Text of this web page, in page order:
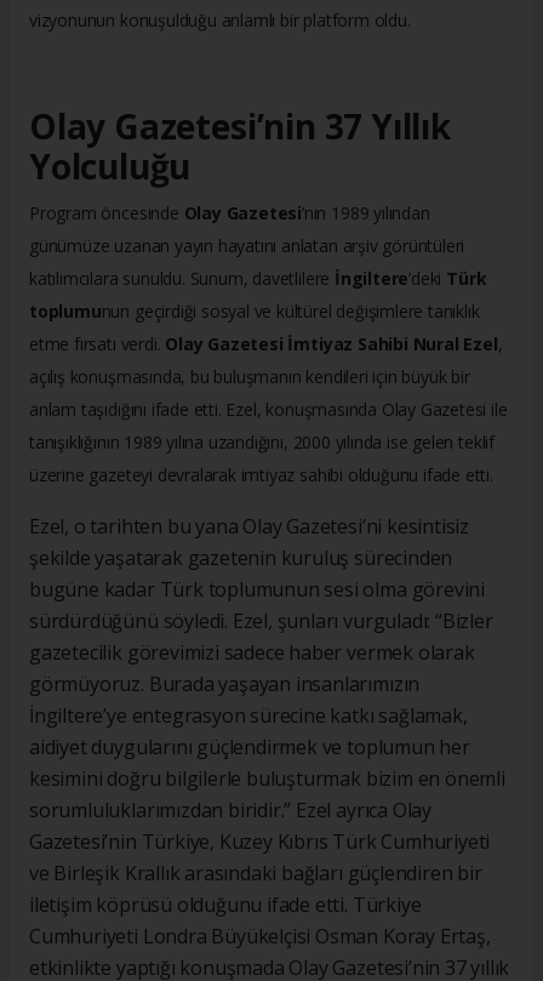
vizyonunun konuşulduğu anlamlı bir platform oldu.
Olay Gazetesi’nin 37 Yıllık
Yolculuğu
Program öncesinde Olay Gazetesi’nin 1989 yılından
günümüze uzanan yayın hayatını anlatan arşiv görüntüleri
katılımcılara sunuldu. Sunum, davetlilere İngiltere’deki Türk
toplumunun geçirdiği sosyal ve kültürel değişimlere tanıklık
etme fırsatı verdi. Olay Gazetesi İmtiyaz Sahibi Nural Ezel,
açılış konuşmasında, bu buluşmanın kendileri için büyük bir
anlam taşıdığını ifade etti. Ezel, konuşmasında Olay Gazetesi ile
tanışıklığının 1989 yılına uzandığını, 2000 yılında ise gelen teklif
üzerine gazeteyi devralarak imtiyaz sahibi olduğunu ifade etti.
Ezel, o tarihten bu yana Olay Gazetesi’ni kesintisiz
şekilde yaşatarak gazetenin kuruluş sürecinden
bugüne kadar Türk toplumunun sesi olma görevini
sürdürdüğünü söyledi. Ezel, şunları vurguladı: “Bizler
gazetecilik görevimizi sadece haber vermek olarak
görmüyoruz. Burada yaşayan insanlarımızın
İngiltere’ye entegrasyon sürecine katkı sağlamak,
aidiyet duygularını güçlendirmek ve toplumun her
kesimini doğru bilgilerle buluşturmak bizim en önemli
sorumluluklarımızdan biridir.” Ezel ayrıca Olay
Gazetesi’nin Türkiye, Kuzey Kıbrıs Türk Cumhuriyeti
ve Birleşik Krallık arasındaki bağları güçlendiren bir
iletişim köprüsü olduğunu ifade etti. Türkiye
Cumhuriyeti Londra Büyükelçisi Osman Koray Ertaş,
etkinlikte yaptığı konuşmada Olay Gazetesi’nin 37 yıllık